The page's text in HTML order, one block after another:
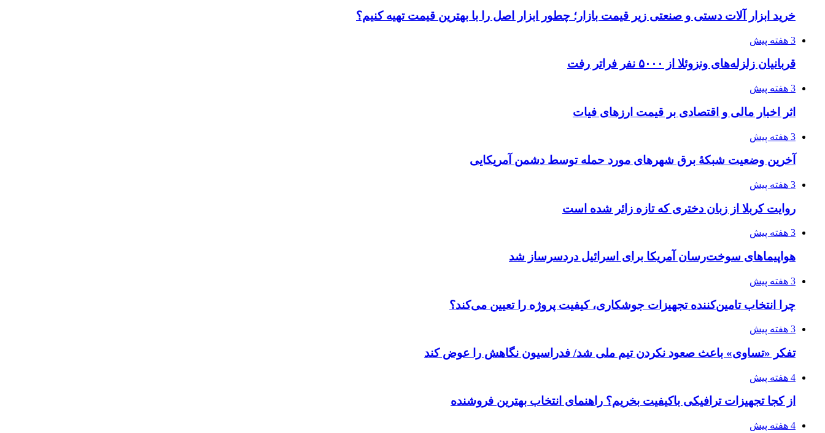
خرید ابزار آلات دستی و صنعتی زیر قیمت بازار؛ چطور ابزار اصل را با بهترین قیمت تهیه کنیم؟
3 هفته پیش
قربانیان زلزله‌های ونزوئلا از ۵۰۰۰ نفر فراتر رفت
3 هفته پیش
اثر اخبار مالی و اقتصادی بر قیمت ارزهای فیات
3 هفته پیش
آخرین وضعیت شبکۀ برق شهرهای مورد حمله توسط دشمن آمریکایی
3 هفته پیش
روایت کربلا از زبان دختری که تازه زائر شده است
3 هفته پیش
هواپیماهای سوخت‌رسان آمریکا برای اسرائیل دردسرساز شد
3 هفته پیش
چرا انتخاب تامین‌کننده تجهیزات جوشکاری، کیفیت پروژه را تعیین می‌کند؟
3 هفته پیش
تفکر «تساوی» باعث صعود نکردن تیم ملی شد/ فدراسیون نگاهش را عوض کند
4 هفته پیش
از کجا تجهیزات ترافیکی باکیفیت بخریم؟ راهنمای انتخاب بهترین فروشنده
4 هفته پیش